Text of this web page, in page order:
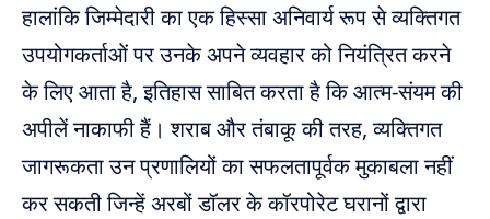
हालांकि जिम्मेदारी का एक हिस्सा अनिवार्य रूप से व्यक्तिगत
उपयोगकर्ताओं पर उनके अपने व्यवहार को नियंत्रित करने
के लिए आता है, इतिहास साबित करता है कि आत्म-संयम की
अपीलें नाकाफी हैं। शराब और तंबाकू की तरह, व्यक्तिगत
जागरूकता उन प्रणालियों का सफलतापूर्वक मुकाबला नहीं
कर सकती जिन्हें अरबों डॉलर के कॉरपोरेट घरानों द्वारा